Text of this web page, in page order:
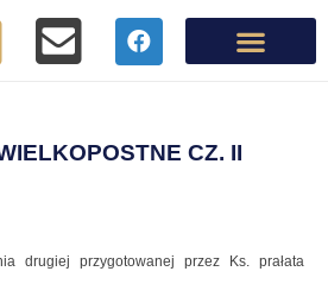
CZ. II
drugiej przygotowanej przez Ks. prałata